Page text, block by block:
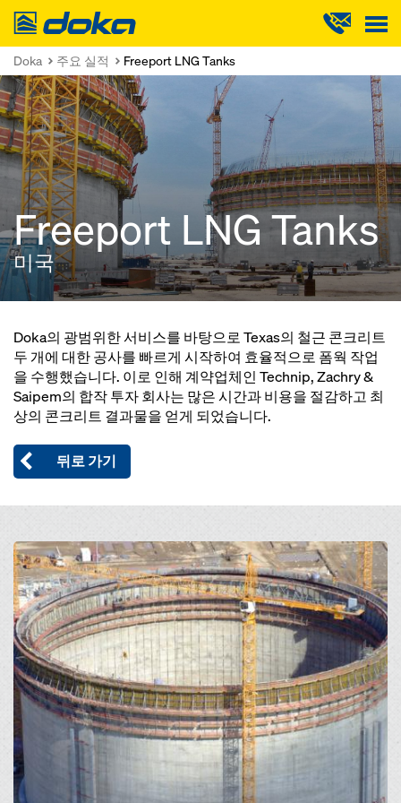
Doka
Doka 주요 실적 Freeport LNG Tanks
Freeport LNG Tanks
미국
Doka의 광범위한 서비스를 바탕으로 Texas의 철근 콘크리트
두 개에 대한 공사를 빠르게 시작하여 효율적으로 폼웍 작업
을 수행했습니다. 이로 인해 계약업체인 Technip, Zachry &
Saipem의 합작 투자 회사는 많은 시간과 비용을 절감하고 최
상의 콘크리트 결과물을 얻게 되었습니다.
뒤로 가기
Open